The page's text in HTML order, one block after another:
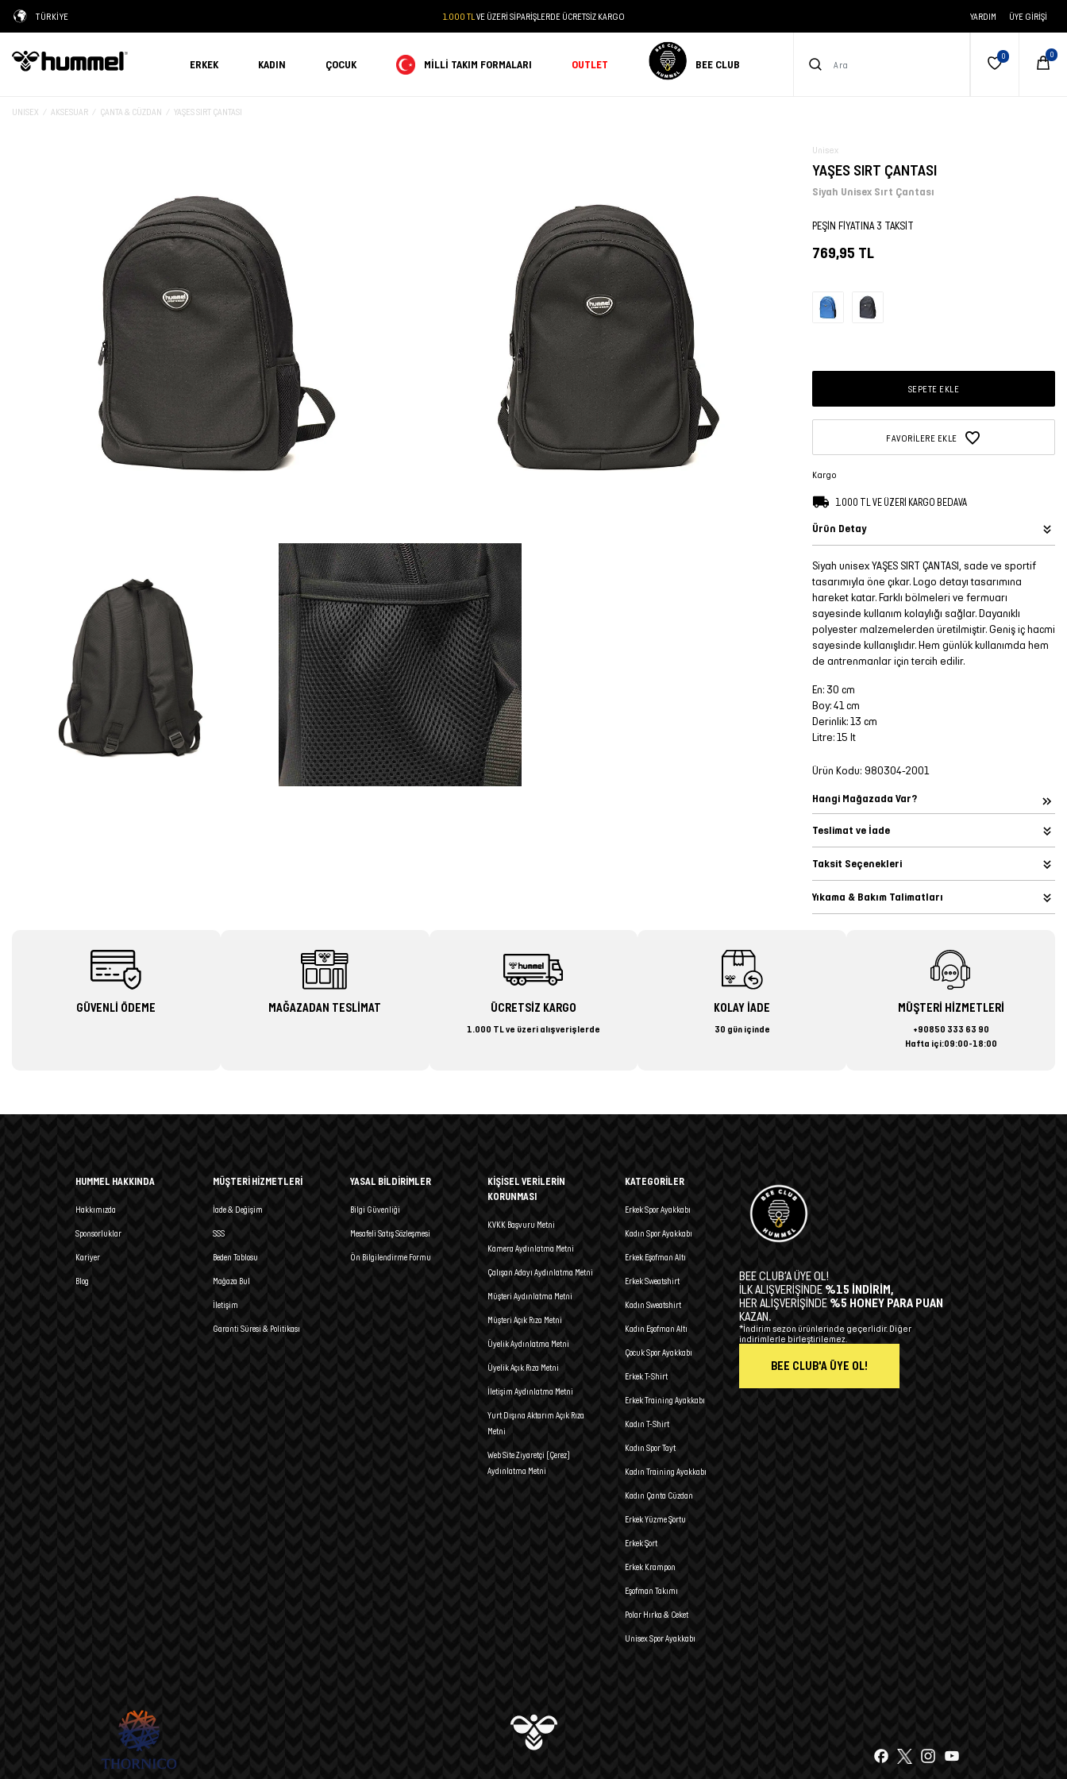
TÜRKİYE 1.000 TL VE ÜZERİ SİPARİŞLERDE ÜCRETSİZ KARGO YARDIM ÜYE GIRIŞI
ERKEK KADIN ÇOCUK MILLI TAKIM FORMALARI OUTLET BEE CLUB
UNISEX AKSESUAR ÇANTA & CÜZDAN YAŞES SIRT ÇANTASI
Unisex
YAŞES SIRT ÇANTASI
Siyah Unisex Sırt Çantası
PEŞİN FİYATINA 3 TAKSİT
769,95 TL
SEPETE EKLE
FAVORILERE EKLE
Kargo
1.000 TL VE ÜZERİ KARGO BEDAVA
Ürün Detay
Siyah unisex YAŞES SIRT ÇANTASI, sade ve sportif
tasarımıyla öne çıkar. Logo detayı tasarımına
hareket katar. Farklı bölmeleri ve fermuarı
sayesinde kullanım kolaylığı sağlar. Dayanıklı
polyester malzemelerden üretilmiştir. Geniş iç hacmi
sayesinde kullanışlıdır. Hem günlük kullanımda hem
de antrenmanlar için tercih edilir.
En: 30 cm
Boy: 41 cm
Derinlik: 13 cm
Litre: 15 lt
Ürün Kodu: 980304-2001
Hangi Mağazada Var?
Teslimat ve İade
Taksit Seçenekleri
Yıkama & Bakım Talimatları
GÜVENLİ ÖDEME MAĞAZADAN TESLİMAT ÜCRETSİZ KARGO
1.000 TL ve üzeri alışverişlerde
KOLAY İADE
30 gün içinde
MÜŞTERİ HİZMETLERİ
+90850 333 63 90
Hafta içi:09:00-18:00
HUMMEL HAKKINDA
Hakkımızda
Sponsorluklar
Kariyer
Blog
MÜŞTERİ HİZMETLERİ
İade & Değişim
SSS
Beden Tablosu
Mağaza Bul
İletişim
Garanti Süresi & Politikası
YASAL BİLDİRİMLER
Bilgi Güvenliği
Mesafeli Satış Sözleşmesi
Ön Bilgilendirme Formu
KİŞİSEL VERİLERİN
KORUNMASI
KVKK Başvuru Metni
Kamera Aydınlatma Metni
Çalışan Adayı Aydınlatma Metni
Müşteri Aydınlatma Metni
Müşteri Açık Rıza Metni
Üyelik Aydınlatma Metni
Üyelik Açık Rıza Metni
İletişim Aydınlatma Metni
Yurt Dışına Aktarım Açık Rıza
Metni
Web Site Ziyaretçi (Çerez)
Aydınlatma Metni
KATEGORİLER
Erkek Spor Ayakkabı
Kadın Spor Ayakkabı
Erkek Eşofman Altı
Erkek Sweatshirt
Kadın Sweatshirt
Kadın Eşofman Altı
Çocuk Spor Ayakkabı
Erkek T-Shirt
Erkek Training Ayakkabı
Kadın T-Shirt
Kadın Spor Tayt
Kadın Training Ayakkabı
Kadın Çanta Cüzdan
Erkek Yüzme Şortu
Erkek Şort
Erkek Krampon
Eşofman Takımı
Polar Hırka & Ceket
Unisex Spor Ayakkabı
BEE CLUB’A ÜYE OL!
İLK ALIŞVERİŞİNDE %15 İNDİRİM,
HER ALIŞVERİŞİNDE %5 HONEY PARA PUAN
KAZAN.
*İndirim sezon ürünlerinde geçerlidir. Diğer
indirimlerle birleştirilemez.
BEE CLUB'A ÜYE OL!